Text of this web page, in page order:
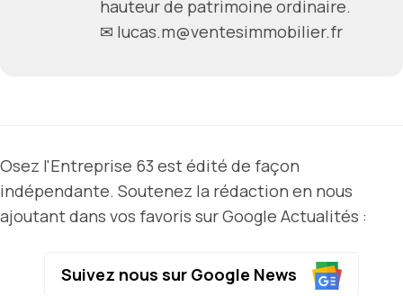
hauteur de patrimoine ordinaire.
✉ lucas.m@ventesimmobilier.fr
Osez l'Entreprise 63 est édité de façon
indépendante. Soutenez la rédaction en nous
ajoutant dans vos favoris sur Google Actualités :
Suivez nous sur Google News